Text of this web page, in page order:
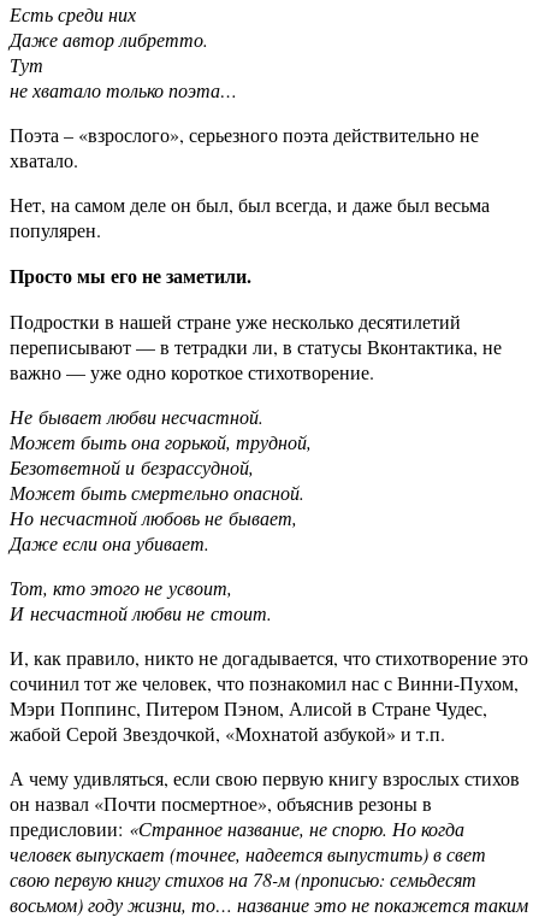
Есть среди них
Даже автор либретто.
Тут
не хватало только поэта…
Поэта – «взрослого», серьезного поэта действительно не
хватало.
Нет, на самом деле он был, был всегда, и даже был весьма
популярен.
Просто мы его не заметили.
Подростки в нашей стране уже несколько десятилетий
переписывают — в тетрадки ли, в статусы Вконтактика, не
важно — уже одно короткое стихотворение.
Не бывает любви несчастной.
Может быть она горькой, трудной,
Безответной и безрассудной,
Может быть смертельно опасной.
Но несчастной любовь не бывает,
Даже если она убивает.
Тот, кто этого не усвоит,
И несчастной любви не стоит.
И, как правило, никто не догадывается, что стихотворение это
сочинил тот же человек, что познакомил нас с Винни-Пухом,
Мэри Поппинс, Питером Пэном, Алисой в Стране Чудес,
жабой Серой Звездочкой, «Мохнатой азбукой» и т.п.
А чему удивляться, если свою первую книгу взрослых стихов
он назвал «Почти посмертное», объяснив резоны в
предисловии: «Странное название, не спорю. Но когда
человек выпускает (точнее, надеется выпустить) в свет
свою первую книгу стихов на 78-м (прописью: семьдесят
восьмом) году жизни, то… название это не покажется таким